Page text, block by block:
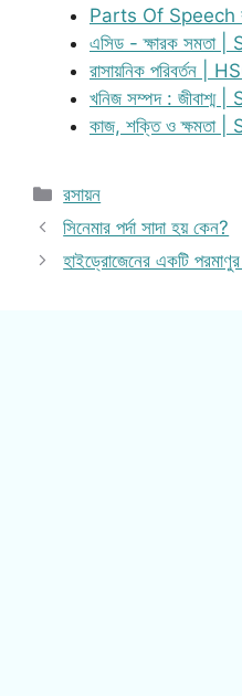
Parts Of Speech
এসিড - ক্ষারক সমতা
রাসায়নিক পরিবর্তন |
খনিজ সম্পদ : জীবাশ্ম
কাজ, শক্তি ও ক্ষমতা |
Categories
রসায়ন
সিনেমার পর্দা সাদা হয় কেন?
হাইড্রোজেনের একটি